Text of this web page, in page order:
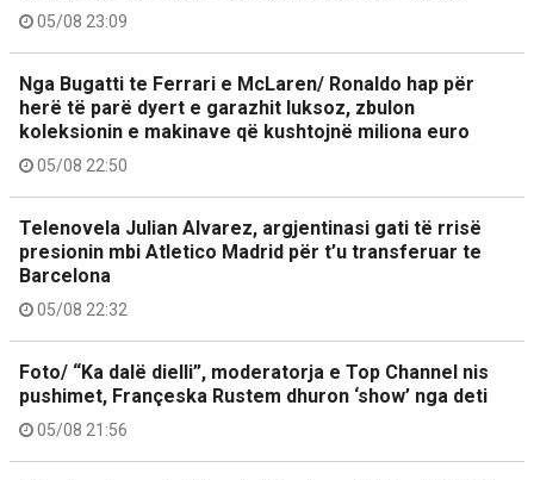
05/08 23:09
Nga Bugatti te Ferrari e McLaren/ Ronaldo hap për
herë të parë dyert e garazhit luksoz, zbulon
koleksionin e makinave që kushtojnë miliona euro
05/08 22:50
Telenovela Julian Alvarez, argjentinasi gati të rrisë
presionin mbi Atletico Madrid për t’u transferuar te
Barcelona
05/08 22:32
Foto/ “Ka dalë dielli”, moderatorja e Top Channel nis
pushimet, Françeska Rustem dhuron ‘show’ nga deti
05/08 21:56